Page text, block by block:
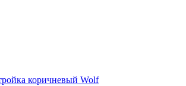
коричневый Wolf